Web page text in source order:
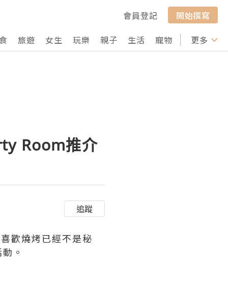
會員登記
開始撰寫
旅遊 女生 玩樂 親子 生活 寵物 行山 打卡
更多
Room推介
追蹤
歡燒烤已經不是秘
。